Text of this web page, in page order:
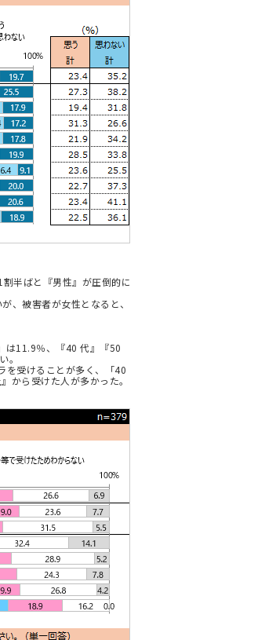
半ばと『男性』が圧倒的に
、被害者が女性となると、
は11.9％、『40 代』『50
。
を受けることが多く、「40
から受けた人が多かった。